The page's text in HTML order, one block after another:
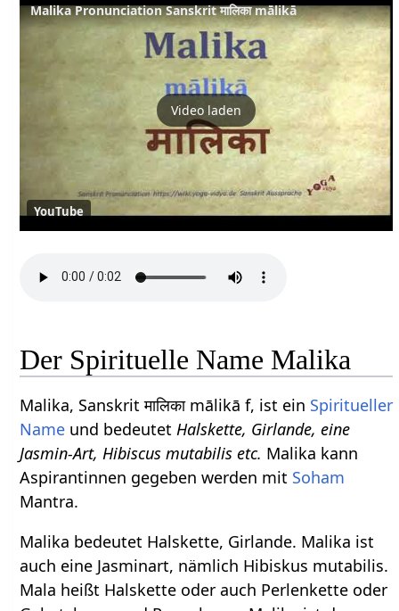
Malika Pronunciation Sanskrit मालिका mālikā
Video laden
YouTube
Der Spirituelle Name Malika
Malika, Sanskrit मालिका mālikā f, ist ein Spiritueller
Name und bedeutetHalskette, Girlande, eine
Jasmin-Art, Hibiscus mutabilis etc. Malika kann
Aspirantinnen gegeben werden mit Soham
Mantra.
Malika bedeutet Halskette, Girlande. Malika ist
auch eine Jasminart, nämlich Hibiskus mutabilis.
Mala heißt Halskette oder auch Perlenkette oder